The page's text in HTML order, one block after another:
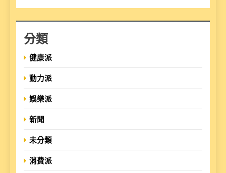
分類
健康派
動力派
娛樂派
新聞
未分類
消費派